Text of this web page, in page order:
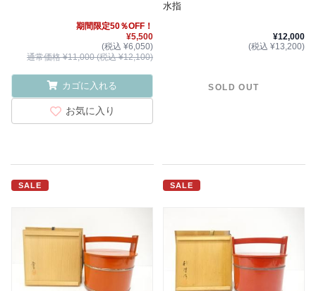
期間限定50％OFF！
¥5,500
(税込 ¥6,050)
通常価格 ¥11,000 (税込 ¥12,100)
カゴに入れる
お気に入り
水指
¥12,000
(税込 ¥13,200)
SOLD OUT
SALE SALE